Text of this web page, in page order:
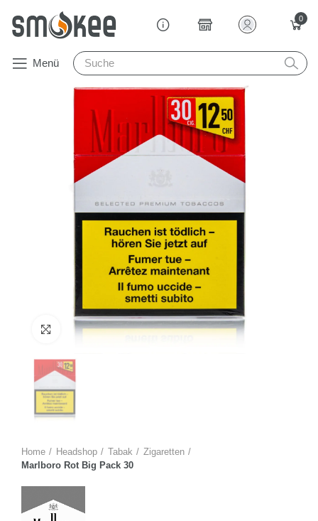
0
Menü
Zum Vergrössern anklicken
Home Headshop Tabak
Zigaretten
Marlboro Rot Big Pack 30